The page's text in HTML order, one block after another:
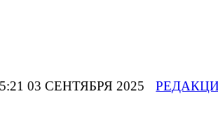
03 СЕНТЯБРЯ 2025